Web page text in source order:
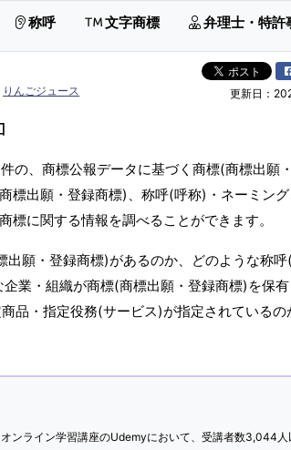
称呼 文字商標 弁理士・特許
りんごジュース 更新日：
件の、商標公報データに基づく商標(商標出願
標出願・登録商標)、称呼(呼称)・ネーミン
に関する情報を調べることができます。
願・登録商標)があるのか、どのような称
業・組織が商標(商標出願・登録商標)を保
品・指定役務(サービス)が指定されているの
ンライン学習講座のUdemyにおいて、受講者数3,044人